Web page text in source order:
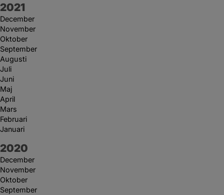
År:
2021
December
November
Oktober
September
Augusti
Juli
Juni
Maj
April
Mars
Februari
Januari
År:
2020
December
November
Oktober
September